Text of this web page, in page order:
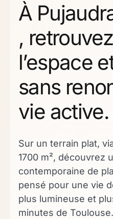
À
,
l’espace
sans
vie active.
Sur un terrain plat,
1700 m², découvrez
contemporaine de
pensé pour une vie
plus lumineuse et
minutes de Toulouse.